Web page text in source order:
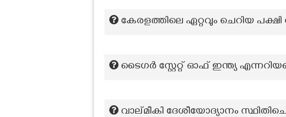
കേരളത്തിലെ ഏറ്റവും ചെറിയ പക്ഷി
ടൈഗർ സ്റ്റേറ്റ് ഓഫ് ഇന്ത്യ
വാല്മീകി ദേശീയോദ്യാനം